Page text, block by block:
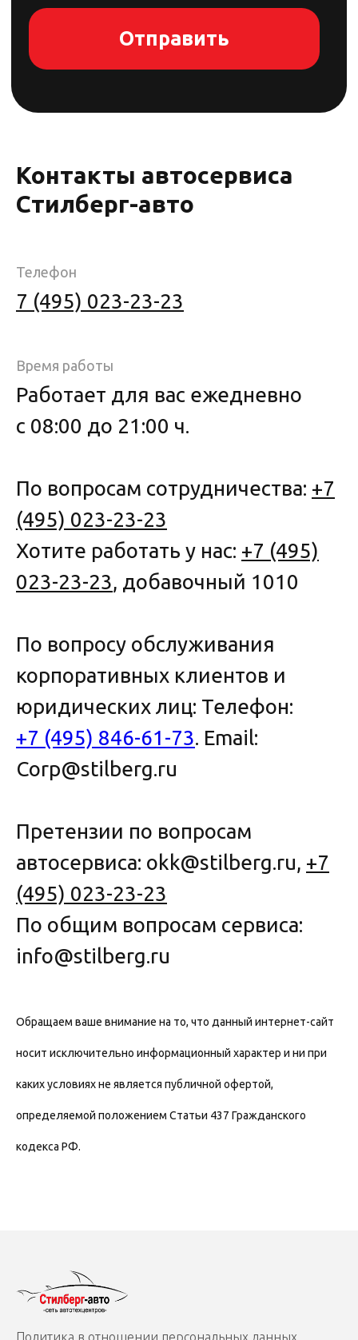
Контакты автосервиса
Стилберг-авто
Телефон
7 (495) 023-23-23
Время работы
Работает для вас ежедневно
с 08:00 до 21:00 ч.
По вопросам сотрудничества: +7
(495) 023-23-23
Хотите работать у нас: +7 (495)
023-23-23, добавочный 1010
По вопросу обслуживания
корпоративных клиентов и
юридических лиц: Телефон:
+7 (495) 846-61-73. Email:
Corp@stilberg.ru
Претензии по вопросам
автосервиса: okk@stilberg.ru, +7
(495) 023-23-23
По общим вопросам сервиса:
info@stilberg.ru
Обращаем ваше внимание на то, что данный интернет-сайт
носит исключительно информационный характер и ни при
каких условиях не является публичной офертой,
определяемой положением Статьи 437 Гражданского
кодекса РФ.
Политика в отношении персональных данных